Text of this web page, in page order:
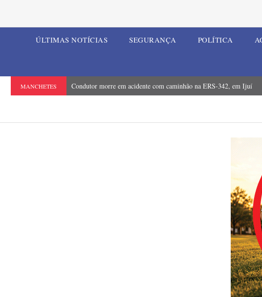
ÚLTIMAS NOTÍCIAS SEGURANÇA POLÍTICA
MANCHETES Condutor morre em acidente com caminhão na ERS-342, em Ijuí